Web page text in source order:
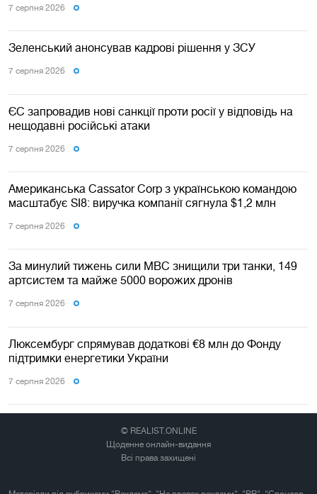
7 серпня 2026
Зеленський анонсував кадрові рішення у ЗСУ
7 серпня 2026
ЄС запровадив нові санкції проти росії у відповідь на
нещодавні російські атаки
7 серпня 2026
Американська Cassator Corp з українською командою
масштабує SI8: виручка компанії сягнула $1,2 млн
7 серпня 2026
За минулий тижень сили МВС знищили три танки, 149
артсистем та майже 5000 ворожих дронів
7 серпня 2026
Люксембург спрямував додаткові €8 млн до Фонду
підтримки енергетики України
7 серпня 2026
© REALIST.ONLINE
Щоденне онлайн-видання
Всі права захищені